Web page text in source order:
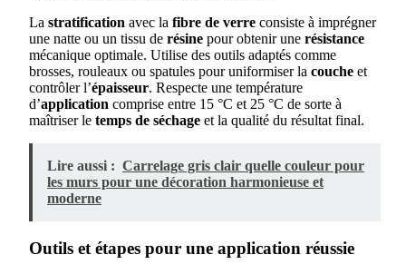
La stratification avec la fibre de verre consiste à imprégner
une natte ou un tissu de résine pour obtenir une résistance
mécanique optimale. Utilise des outils adaptés comme
brosses, rouleaux ou spatules pour uniformiser la couche et
contrôler l’épaisseur. Respecte une température
d’application comprise entre 15 °C et 25 °C de sorte à
maîtriser le temps de séchage et la qualité du résultat final.
Lire aussi : Carrelage gris clair quelle couleur pour
les murs pour une décoration harmonieuse et
moderne
Outils et étapes pour une application réussie